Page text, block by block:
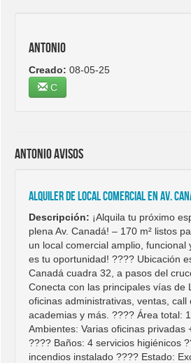
Antonio
Creado: 08-05-25
C
Antonio avisos
Alquiler de local comercial en Av.
Descripción: ¡Alquila tu próximo
plena Av. Canadá! – 170 m² listos
un local comercial amplio, funcional
es tu oportunidad! ???? Ubicación
Canadá cuadra 32, a pasos del
Conecta con las principales vías de
oficinas administrativas, ventas, call
academias y más. ???? Área total:
Ambientes: Varias oficinas privadas
???? Baños: 4 servicios higiénicos
incendios instalado ???? Estado: